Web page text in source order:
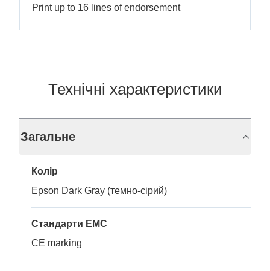
Print up to 16 lines of endorsement
Технічні характеристики
Загальне
Колір
Epson Dark Gray (темно-сірий)
Стандарти EMC
CE marking